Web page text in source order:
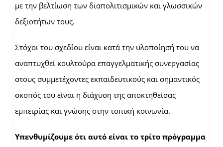
με την βελτίωση των διαπολιτισμικών και γλωσσικών
δεξιοτήτων τους.
Στόχοι του σχεδίου είναι κατά την υλοποίησή του να
αναπτυχθεί κουλτούρα επαγγελματικής συνεργασίας
στους συμμετέχοντες εκπαιδευτικούς και σημαντικός
σκοπός του είναι η διάχυση της αποκτηθείσας
εμπειρίας και γνώσης στην τοπική κοινωνία.
Υπενθυμίζουμε ότι αυτό είναι το τρίτο πρόγραμμα